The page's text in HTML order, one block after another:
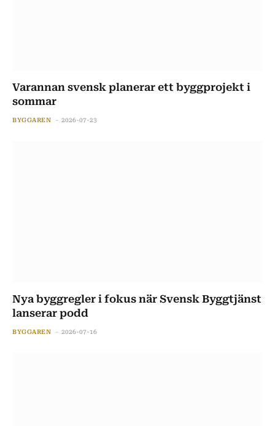
Varannan svensk planerar ett byggprojekt i
sommar
BYGGAREN 2026-07-23
Nya byggregler i fokus när Svensk Byggtjänst
lanserar podd
BYGGAREN 2026-07-16